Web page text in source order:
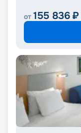
от 155 836 ₽